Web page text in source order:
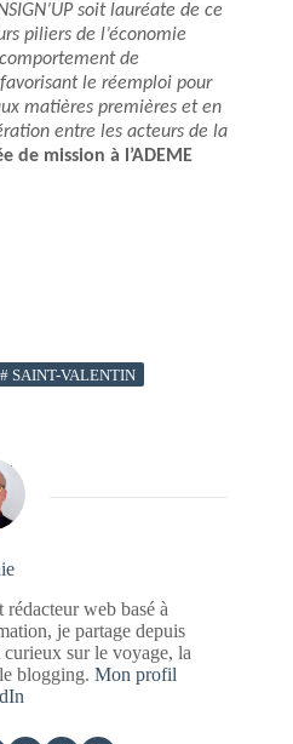
soit lauréate de ce
piliers de l’économie
de
le réemploi pour
matières premières et en
entre les acteurs de la
de mission à l’ADEME
# SAINT-VALENTIN
web basé à
je partage depuis
sur le voyage, la
blogging. Mon profil